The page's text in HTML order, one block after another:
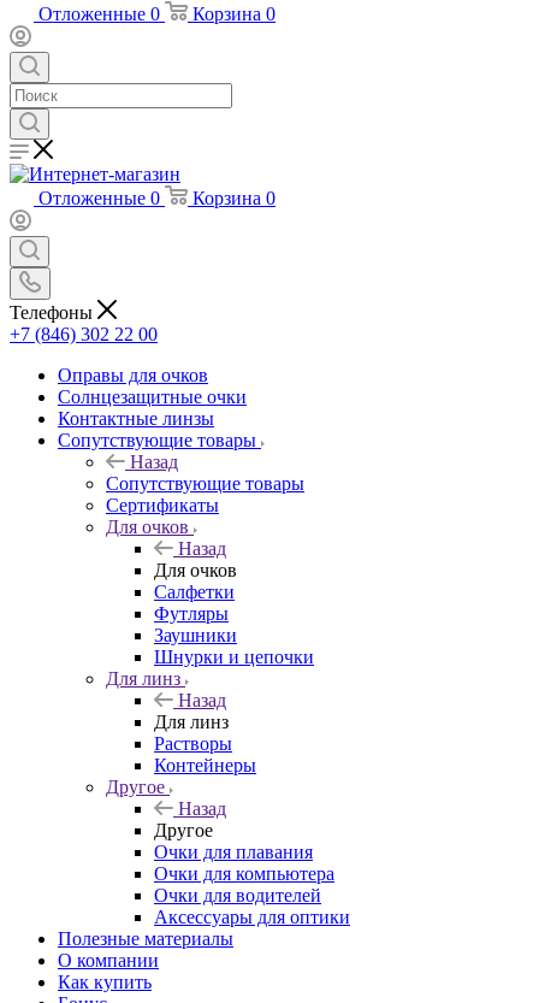
Отложенные 0 Корзина 0
Отложенные 0 Корзина 0
Телефоны
+7 (846) 302 22 00
Оправы для очков
Солнцезащитные очки
Контактные линзы
Сопутствующие товары
Назад
Сопутствующие товары
Сертификаты
Для очков
Назад
Для очков
Салфетки
Футляры
Заушники
Шнурки и цепочки
Для линз
Назад
Для линз
Растворы
Контейнеры
Другое
Назад
Другое
Очки для плавания
Очки для компьютера
Очки для водителей
Аксессуары для оптики
Полезные материалы
О компании
Как купить